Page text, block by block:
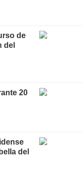
de
del
20
del